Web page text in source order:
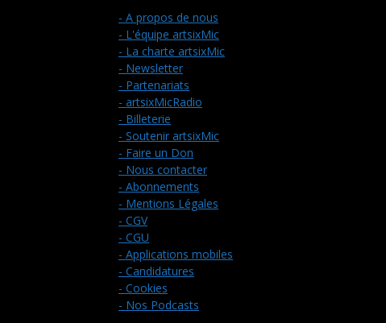
- A propos de nous
- L'équipe artsixMic
- La charte artsixMic
- Newsletter
- Partenariats
- artsixMicRadio
- Billeterie
- Soutenir artsixMic
- Faire un Don
- Nous contacter
- Abonnements
- Mentions Légales
- CGV
- CGU
- Applications mobiles
- Candidatures
- Cookies
- Nos Podcasts